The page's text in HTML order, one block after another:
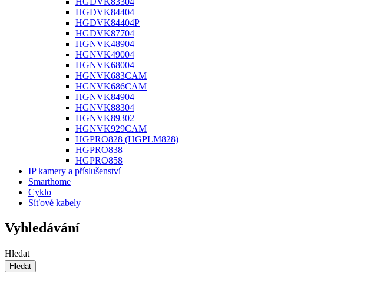
HGDVK84404
HGDVK84404P
HGDVK87704
HGNVK48904
HGNVK49004
HGNVK68004
HGNVK683CAM
HGNVK686CAM
HGNVK84904
HGNVK88304
HGNVK89302
HGNVK929CAM
HGPRO828 (HGPLM828)
HGPRO838
HGPRO858
IP kamery a příslušenství
Smarthome
Cyklo
Síťové kabely
Vyhledávání
Hledat